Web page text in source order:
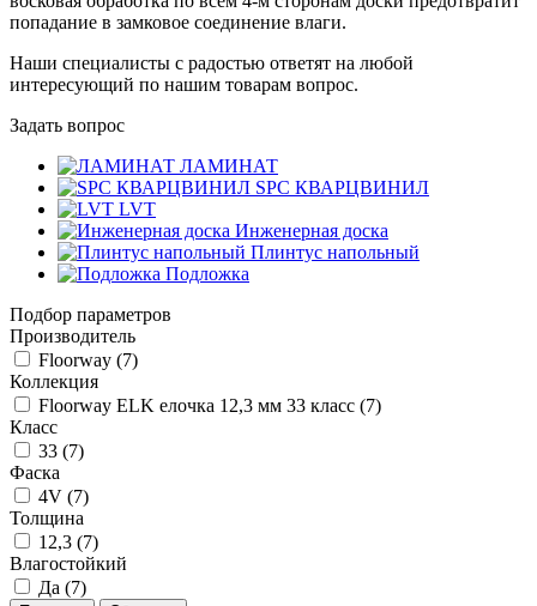
попадание в замковое соединение влаги.
Наши специалисты с радостью ответят на любой
интересующий по нашим товарам вопрос.
Задать вопрос
ЛАМИНАТ
SPC КВАРЦВИНИЛ
LVT
Инженерная доска
Плинтус напольный
Подложка
Подбор параметров
Производитель
Floorway (7)
Коллекция
Floorway ELK елочка 12,3 мм 33 класс (7)
Класс
33 (7)
Фаска
4V (7)
Толщина
12,3 (7)
Влагостойкий
Да (7)